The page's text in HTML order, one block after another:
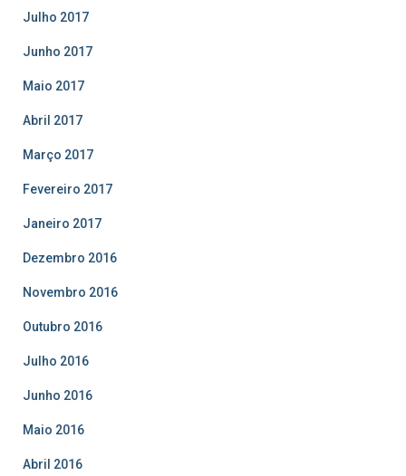
Julho 2017
Junho 2017
Maio 2017
Abril 2017
Março 2017
Fevereiro 2017
Janeiro 2017
Dezembro 2016
Novembro 2016
Outubro 2016
Julho 2016
Junho 2016
Maio 2016
Abril 2016